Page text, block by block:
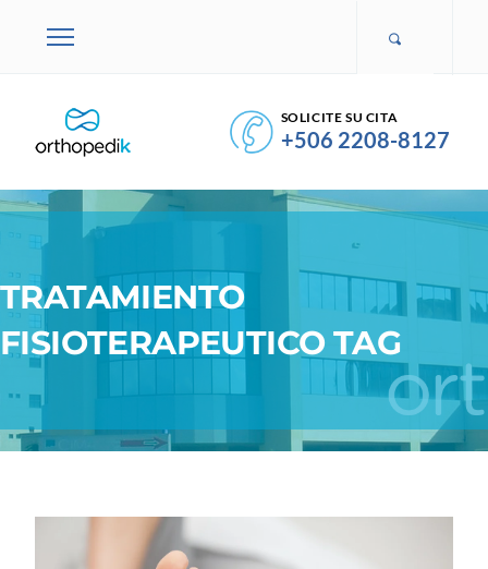
SOLICITE SU CITA
+506 2208-8127
TRATAMIENTO
FISIOTERAPEUTICO TAG